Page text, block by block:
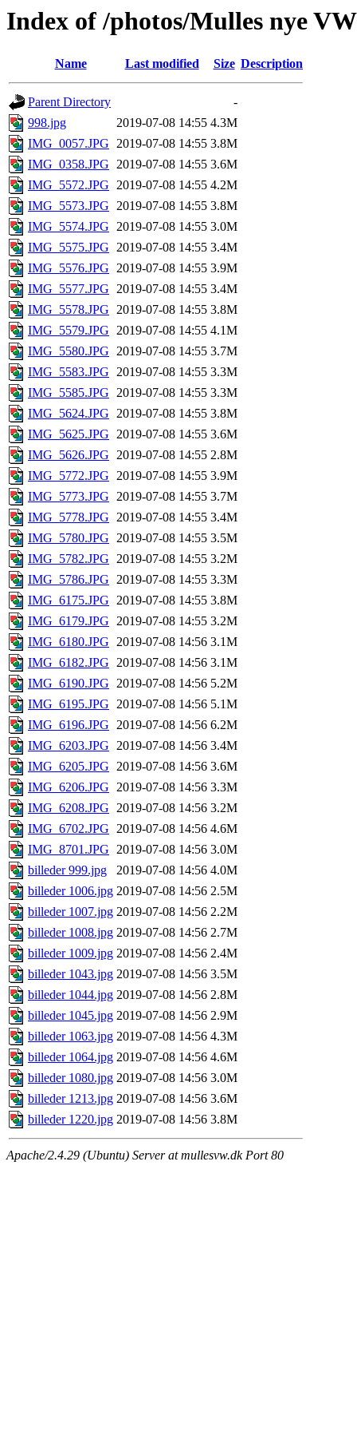
Index of /photos/Mulles nye VW
Name Last modified Size Description
Parent Directory
-
998.jpg
2019-07-08 14:55 4.3M
IMG_0057.JPG 2019-07-08 14:55 3.8M
IMG_0358.JPG 2019-07-08 14:55 3.6M
IMG_5572.JPG 2019-07-08 14:55 4.2M
IMG_5573.JPG 2019-07-08 14:55 3.8M
IMG_5574.JPG 2019-07-08 14:55 3.0M
IMG_5575.JPG 2019-07-08 14:55 3.4M
IMG_5576.JPG 2019-07-08 14:55 3.9M
IMG_5577.JPG 2019-07-08 14:55 3.4M
IMG_5578.JPG 2019-07-08 14:55 3.8M
IMG_5579.JPG 2019-07-08 14:55 4.1M
IMG_5580.JPG 2019-07-08 14:55 3.7M
IMG_5583.JPG 2019-07-08 14:55 3.3M
IMG_5585.JPG 2019-07-08 14:55 3.3M
IMG_5624.JPG 2019-07-08 14:55 3.8M
IMG_5625.JPG 2019-07-08 14:55 3.6M
IMG_5626.JPG 2019-07-08 14:55 2.8M
IMG_5772.JPG 2019-07-08 14:55 3.9M
IMG_5773.JPG 2019-07-08 14:55 3.7M
IMG_5778.JPG 2019-07-08 14:55 3.4M
IMG_5780.JPG 2019-07-08 14:55 3.5M
IMG_5782.JPG 2019-07-08 14:55 3.2M
IMG_5786.JPG 2019-07-08 14:55 3.3M
IMG_6175.JPG 2019-07-08 14:55 3.8M
IMG_6179.JPG 2019-07-08 14:55 3.2M
IMG_6180.JPG 2019-07-08 14:56 3.1M
IMG_6182.JPG 2019-07-08 14:56 3.1M
IMG_6190.JPG 2019-07-08 14:56 5.2M
IMG_6195.JPG 2019-07-08 14:56 5.1M
IMG_6196.JPG 2019-07-08 14:56 6.2M
IMG_6203.JPG 2019-07-08 14:56 3.4M
IMG_6205.JPG 2019-07-08 14:56 3.6M
IMG_6206.JPG 2019-07-08 14:56 3.3M
IMG_6208.JPG 2019-07-08 14:56 3.2M
IMG_6702.JPG 2019-07-08 14:56 4.6M
IMG_8701.JPG 2019-07-08 14:56 3.0M
billeder 999.jpg
2019-07-08 14:56 4.0M
billeder 1006.jpg 2019-07-08 14:56 2.5M
billeder 1007.jpg 2019-07-08 14:56 2.2M
billeder 1008.jpg 2019-07-08 14:56 2.7M
billeder 1009.jpg 2019-07-08 14:56 2.4M
billeder 1043.jpg 2019-07-08 14:56 3.5M
billeder 1044.jpg 2019-07-08 14:56 2.8M
billeder 1045.jpg 2019-07-08 14:56 2.9M
billeder 1063.jpg 2019-07-08 14:56 4.3M
billeder 1064.jpg 2019-07-08 14:56 4.6M
billeder 1080.jpg 2019-07-08 14:56 3.0M
billeder 1213.jpg 2019-07-08 14:56 3.6M
billeder 1220.jpg 2019-07-08 14:56 3.8M
Apache/2.4.29 (Ubuntu) Server at mullesvw.dk Port 80